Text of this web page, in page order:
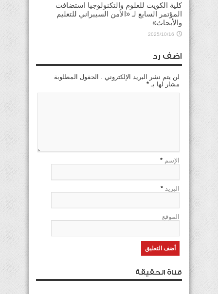
كلية الكويت للعلوم والتكنولوجيا استضافت
المؤتمر السابع لـ «الأمن السيبراني للتعليم
والأبحاث»
2025/10/16
اضف رد
لن يتم نشر البريد الإلكتروني . الحقول المطلوبة
مشار لها بـ *
الإسم *
البريد *
الموقع
قناة الحقيقة